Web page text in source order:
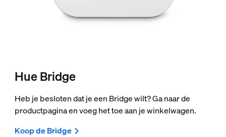
Hue Bridge
Heb je besloten dat je een Bridge wilt? Ga naar de
productpagina en voeg het toe aan je winkelwagen.
Koop de Bridge